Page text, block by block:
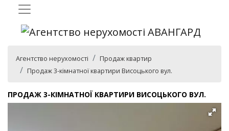
Агентство нерухомості
Продаж квартир
Продаж 3-кімнатної квартири Висоцького вул.
ПРОДАЖ 3-КІМНАТНОЇ КВАРТИРИ ВИСОЦЬКОГО ВУЛ.